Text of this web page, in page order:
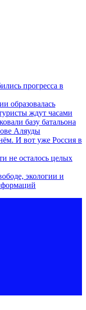
прогресса в
образовалась
ждут часами
базу батальона
Аляуды
И вот уже Россия в
не осталось целых
экологии и